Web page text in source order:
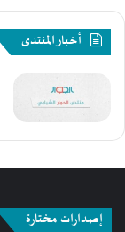
أخبار المنتدى
إصدارات مختارة